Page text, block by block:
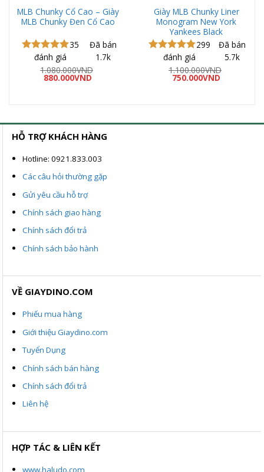
MLB Chunky Cổ Cao – Giày
MLB Chunky Đen Cổ Cao
Được xếp
hạng 5.00
35
đánh giá
Đã bán
1.7k
1.080.000VND
Giá
gốc
880.000VND
Giày MLB Chunky Liner
Monogram New York
Yankees Black
Được xếp
hạng 5.00
299
đánh giá
Đã bán
5.7k
1.100.000VND
Giá
gốc
750.000VND
HỖ TRỢ KHÁCH HÀNG
Hotline: 0921.833.003
Các câu hỏi thường gặp
Gửi yêu cầu hỗ trợ
Chính sách giao hàng
Chính sách đổi trả
Chính sách bảo hành
VỀ GIAYDINO.COM
Phiếu mua hàng
Giới thiệu Giaydino.com
Tuyển Dụng
Chính sách bán hàng
Chính sách đổi trả
Liên hệ
HỢP TÁC & LIÊN KẾT
www.haludo.com